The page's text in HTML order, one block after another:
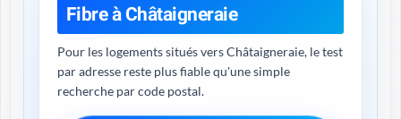
Fibre à Châtaigneraie
Pour les logements situés vers Châtaigneraie, le test
par adresse reste plus fiable qu'une simple
recherche par code postal.